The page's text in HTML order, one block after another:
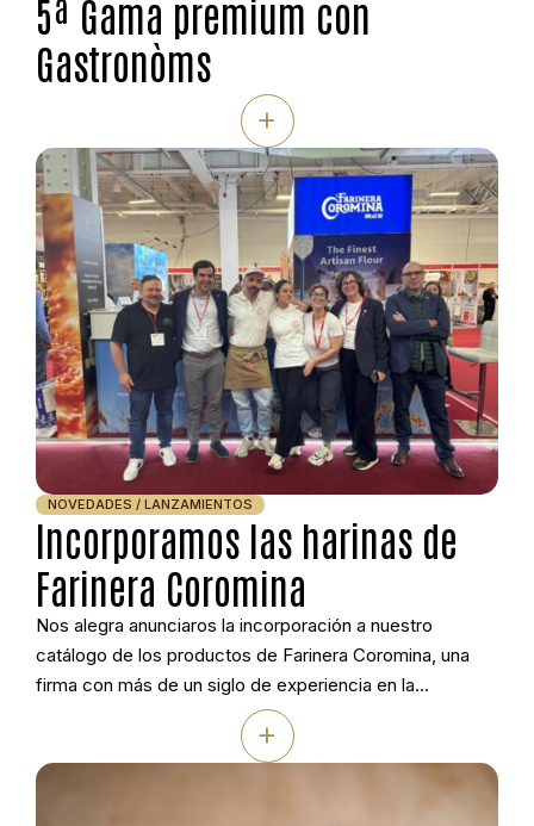
5ª Gama premium con
Gastronòms
+
Incorporamos las harinas de
Farinera Coromina
NOVEDADES / LANZAMIENTOS
Nos alegra anunciaros la incorporación a nuestro
catálogo de los productos de Farinera Coromina, una
firma con más de un siglo de experiencia en la
molturación del trigo y un compromiso firme con la
calidad, la trazabilidad y la sostenibilidad. Su molino,
situado en Banyoles (Girona), combina la tradición
+